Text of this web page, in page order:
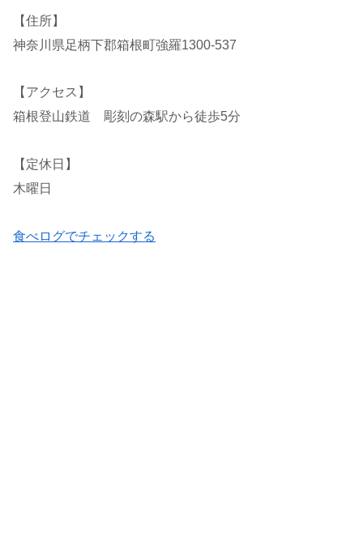
【住所】
神奈川県足柄下郡箱根町強羅1300-537
【アクセス】
箱根登山鉄道 彫刻の森駅から徒歩5分
【定休日】
木曜日
食べログでチェックする